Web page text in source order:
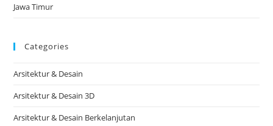
Jawa Timur
Categories
Arsitektur & Desain
Arsitektur & Desain 3D
Arsitektur & Desain Berkelanjutan